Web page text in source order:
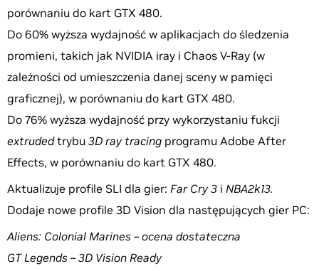
porównaniu do kart GTX 480.
Do 60% wyższa wydajność w aplikacjach do śledzenia
promieni, takich jak NVIDIA iray i Chaos V-Ray (w
zależności od umieszczenia danej sceny w pamięci
graficznej), w porównaniu do kart GTX 480.
Do 76% wyższa wydajność przy wykorzystaniu fukcji
extrudedtrybu 3D ray tracing programu Adobe After
Effects, w porównaniu do kart GTX 480.
Aktualizuje profile SLI dla gier: Far Cry 3 i NBA2k13.
Dodaje nowe profile 3D Vision dla następujących gier PC:
Aliens: Colonial Marines – ocena dostateczna
GT Legends – 3D Vision Ready